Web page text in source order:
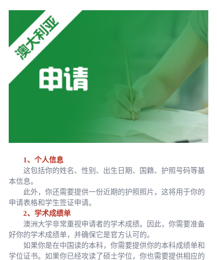
1、个人信息
这包括你的姓名、性别、出生日期、国籍、护照号码等基
本信息。
此外，你还需要提供一份近期的护照照片，这将用于你的
申请表格和学生签证申请。
2、学术成绩单
澳洲大学非常重视申请者的学术成绩。因此，你需要准备
好你的学术成绩单，并确保它是官方认可的。
如果你是在中国读的本科，你需要提供你的本科成绩单和
学位证书。如果你已经攻读了硕士学位，你也需要提供相应的